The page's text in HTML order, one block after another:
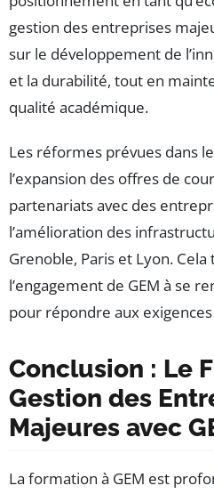
gestion des entreprises
sur le développement de
et la durabilité, tout en
qualité académique.
Les réformes prévues dans
l’expansion des offres de
partenariats avec des
l’amélioration des
Grenoble, Paris et Lyon.
l’engagement de GEM à se
pour répondre aux
Conclusion : Le
Gestion des
Majeures avec
La formation à GEM est